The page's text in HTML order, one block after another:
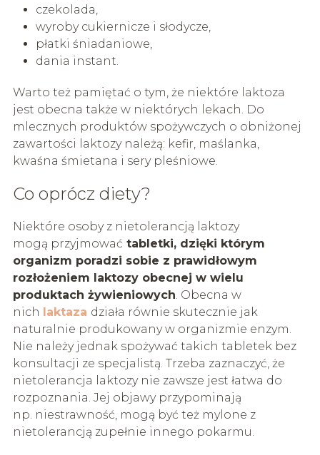
czekolada,
wyroby cukiernicze i słodycze,
płatki śniadaniowe,
dania instant.
Warto też pamiętać o tym, że niektóre laktoza
jest obecna także w niektórych lekach. Do
mlecznych produktów spożywczych o obniżonej
zawartości laktozy należą: kefir, maślanka,
kwaśna śmietana i sery pleśniowe.
Co oprócz diety?
Niektóre osoby z nietolerancją laktozy
mogą przyjmować tabletki, dzięki którym
organizm poradzi sobie z prawidłowym
rozłożeniem laktozy obecnej w wielu
produktach żywieniowych. Obecna w
nich laktaza działa równie skutecznie jak
naturalnie produkowany w organizmie enzym.
Nie należy jednak spożywać takich tabletek bez
konsultacji ze specjalistą. Trzeba zaznaczyć, że
nietolerancja laktozy nie zawsze jest łatwa do
rozpoznania. Jej objawy przypominają
np. niestrawność, mogą być też mylone z
nietolerancją zupełnie innego pokarmu.